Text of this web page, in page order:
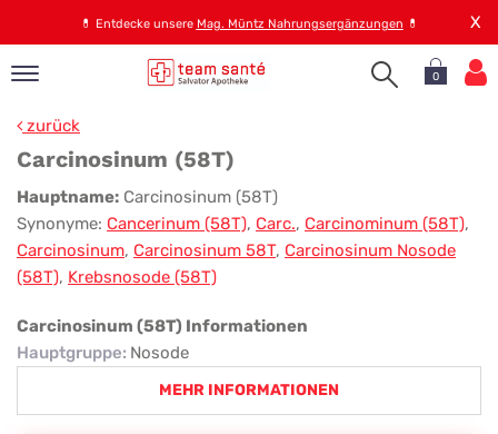
💊 Entdecke unsere Mag. Müntz Nahrungsergänzungen 💊 X
0
zurück
Carcinosinum (58T)
Carcinosinum
(58T)
Hauptname: Carcinosinum (58T)
Synonyme: Cancerinum (58T), Carc., Carcinominum (58T),
Carcinosinum, Carcinosinum 58T, Carcinosinum Nosode
(58T), Krebsnosode (58T)
Carcinosinum (58T) Informationen
Hauptgruppe: Nosode
MEHR INFORMATIONEN